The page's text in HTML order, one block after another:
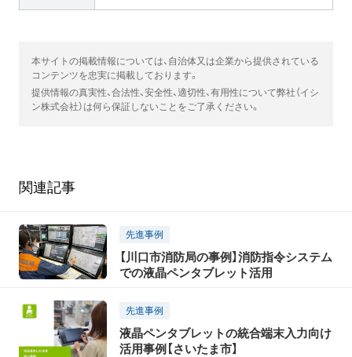
本サイトの掲載情報については、自治体又は企業から提供されている
コンテンツを忠実に掲載しております。
提供情報の真実性、合法性、安全性、適切性、有用性について弊社（イシ
ン株式会社）は何ら保証しないことをご了承ください。
関連記事
先進事例
【川口市消防局の事例】消防指令システム
での液晶ペンタブレット活用
先進事例
液晶ペンタブレットの統合端末入力向け
活用事例【さいたま市】